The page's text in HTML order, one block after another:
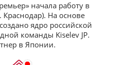
начала работу в
Краснодар). На основе
ядро российской
команды Kiselev JP.
в Японии.